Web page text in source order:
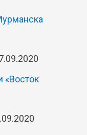
«Восток